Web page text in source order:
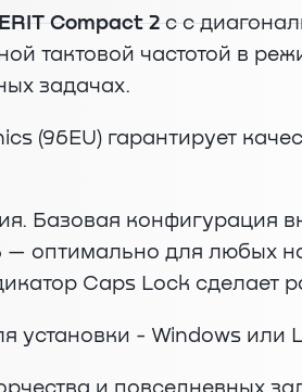
Compact 2с с
тактовой частотой в
задачах.
(96EU) гарантирует
Базовая конфигурация
оптимально для любых
Caps Lock сделает
установки - Windows или
и повседневных